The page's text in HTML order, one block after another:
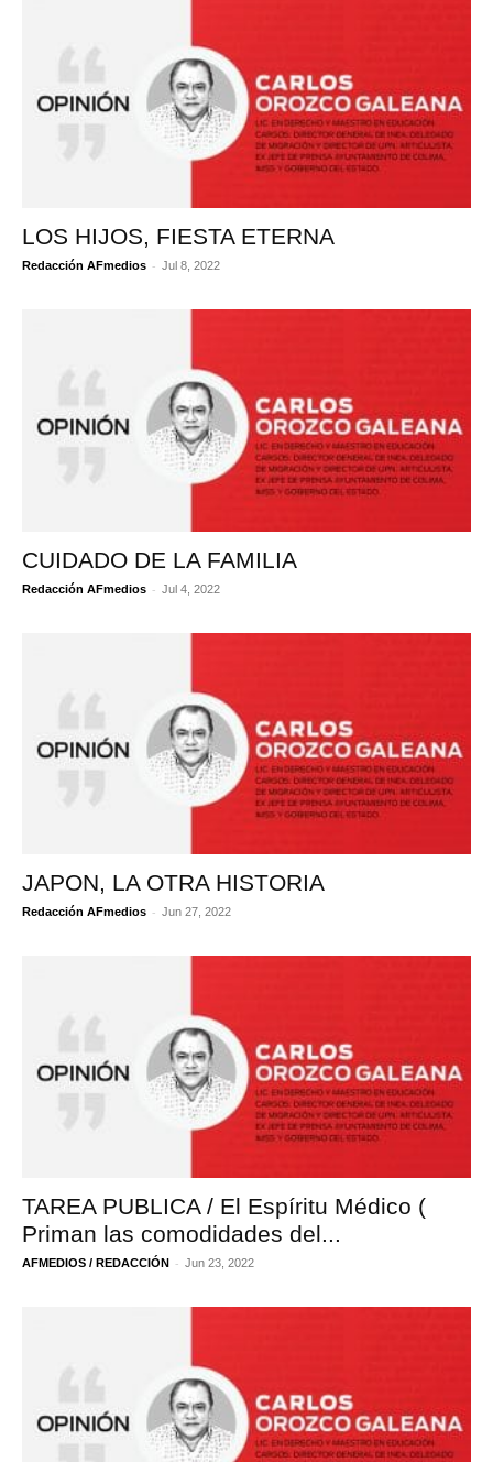
LOS HIJOS, FIESTA ETERNA
Redacción AFmedios - Jul 8, 2022
CUIDADO DE LA FAMILIA
Redacción AFmedios - Jul 4, 2022
JAPON, LA OTRA HISTORIA
Redacción AFmedios - Jun 27, 2022
TAREA PUBLICA / El Espíritu Médico (
Priman las comodidades del...
AFMEDIOS / REDACCIÓN - Jun 23, 2022